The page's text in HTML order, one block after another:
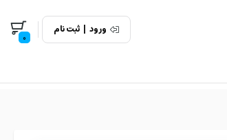
ورود | ثبت نام
0